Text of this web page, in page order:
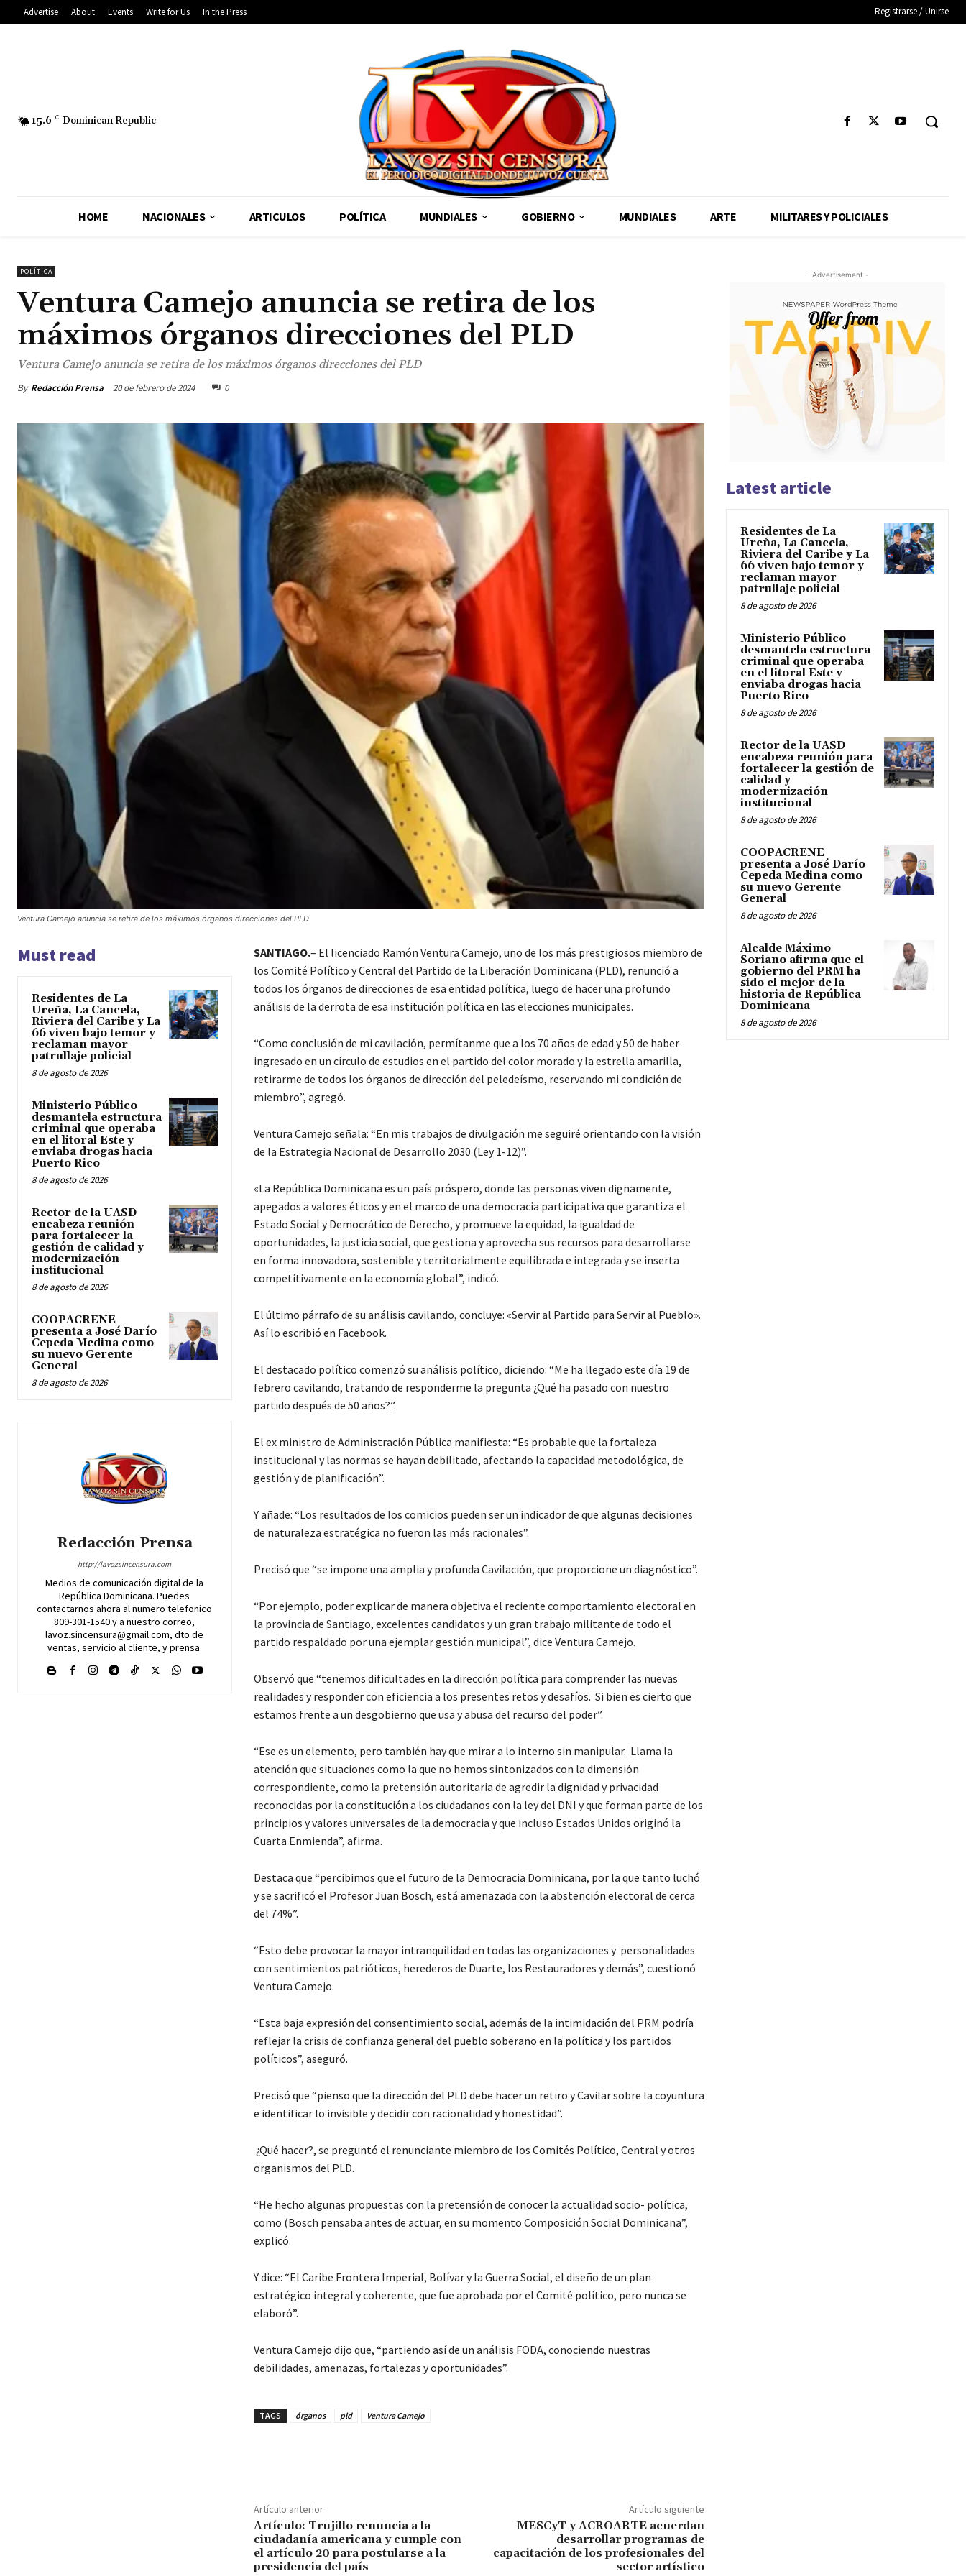
Advertise About Events Write for Us In the Press Registrarse / Unirse
15.6 C Dominican Republic
HOME NACIONALES ARTICULOS POLÍTICA MUNDIALES GOBIERNO MUNDIALES ARTE MILITARES Y POLICIALES
POLÍTICA
Ventura Camejo anuncia se retira de los
máximos órganos direcciones del PLD
Ventura Camejo anuncia se retira de los máximos órganos direcciones del PLD
By Redacción Prensa 20 de febrero de 2024 0
Ventura Camejo anuncia se retira de los máximos órganos direcciones del PLD
Must read
Residentes de La
Ureña, La Cancela,
Riviera del Caribe y La
66 viven bajo temor y
reclaman mayor
patrullaje policial
8 de agosto de 2026
Ministerio Público
desmantela estructura
criminal que operaba
en el litoral Este y
enviaba drogas hacia
Puerto Rico
8 de agosto de 2026
Rector de la UASD
encabeza reunión
para fortalecer la
gestión de calidad y
modernización
institucional
8 de agosto de 2026
COOPACRENE
presenta a José Darío
Cepeda Medina como
su nuevo Gerente
General
8 de agosto de 2026
Redacción Prensa
http://lavozsincensura.com
Medios de comunicación digital de la
República Dominicana. Puedes
contactarnos ahora al numero telefonico
809-301-1540 y a nuestro correo,
lavoz.sincensura@gmail.com, dto de
ventas, servicio al cliente, y prensa.
SANTIAGO.– El licenciado Ramón Ventura Camejo, uno de los más prestigiosos miembro de
los Comité Político y Central del Partido de la Liberación Dominicana (PLD), renunció a
todos los órganos de direcciones de esa entidad política, luego de hacer una profundo
análisis de la derrota de esa institución política en las elecciones municipales.
“Como conclusión de mi cavilación, permítanme que a los 70 años de edad y 50 de haber
ingresado en un círculo de estudios en el partido del color morado y la estrella amarilla,
retirarme de todos los órganos de dirección del peledeísmo, reservando mi condición de
miembro”, agregó.
Ventura Camejo señala: “En mis trabajos de divulgación me seguiré orientando con la visión
de la Estrategia Nacional de Desarrollo 2030 (Ley 1-12)”.
«La República Dominicana es un país próspero, donde las personas viven dignamente,
apegados a valores éticos y en el marco de una democracia participativa que garantiza el
Estado Social y Democrático de Derecho, y promueve la equidad, la igualdad de
oportunidades, la justicia social, que gestiona y aprovecha sus recursos para desarrollarse
en forma innovadora, sostenible y territorialmente equilibrada e integrada y se inserta
competitivamente en la economía global”, indicó.
El último párrafo de su análisis cavilando, concluye: «Servir al Partido para Servir al Pueblo».
Así lo escribió en Facebook.
El destacado político comenzó su análisis político, diciendo: “Me ha llegado este día 19 de
febrero cavilando, tratando de responderme la pregunta ¿Qué ha pasado con nuestro
partido después de 50 años?”.
El ex ministro de Administración Pública manifiesta: “Es probable que la fortaleza
institucional y las normas se hayan debilitado, afectando la capacidad metodológica, de
gestión y de planificación”.
Y añade: “Los resultados de los comicios pueden ser un indicador de que algunas decisiones
de naturaleza estratégica no fueron las más racionales”.
Precisó que “se impone una amplia y profunda Cavilación, que proporcione un diagnóstico”.
“Por ejemplo, poder explicar de manera objetiva el reciente comportamiento electoral en
la provincia de Santiago, excelentes candidatos y un gran trabajo militante de todo el
partido respaldado por una ejemplar gestión municipal”, dice Ventura Camejo.
Observó que “tenemos dificultades en la dirección política para comprender las nuevas
realidades y responder con eficiencia a los presentes retos y desafíos. Si bien es cierto que
estamos frente a un desgobierno que usa y abusa del recurso del poder”.
“Ese es un elemento, pero también hay que mirar a lo interno sin manipular. Llama la
atención que situaciones como la que no hemos sintonizados con la dimensión
correspondiente, como la pretensión autoritaria de agredir la dignidad y privacidad
reconocidas por la constitución a los ciudadanos con la ley del DNI y que forman parte de los
principios y valores universales de la democracia y que incluso Estados Unidos originó la
Cuarta Enmienda”, afirma.
Destaca que “percibimos que el futuro de la Democracia Dominicana, por la que tanto luchó
y se sacrificó el Profesor Juan Bosch, está amenazada con la abstención electoral de cerca
del 74%”.
“Esto debe provocar la mayor intranquilidad en todas las organizaciones y personalidades
con sentimientos patrióticos, herederos de Duarte, los Restauradores y demás”, cuestionó
Ventura Camejo.
“Esta baja expresión del consentimiento social, además de la intimidación del PRM podría
reflejar la crisis de confianza general del pueblo soberano en la política y los partidos
políticos”, aseguró.
Precisó que “pienso que la dirección del PLD debe hacer un retiro y Cavilar sobre la coyuntura
e identificar lo invisible y decidir con racionalidad y honestidad”.
¿Qué hacer?, se preguntó el renunciante miembro de los Comités Político, Central y otros
organismos del PLD.
“He hecho algunas propuestas con la pretensión de conocer la actualidad socio- política,
como (Bosch pensaba antes de actuar, en su momento Composición Social Dominicana”,
explicó.
Y dice: “El Caribe Frontera Imperial, Bolívar y la Guerra Social, el diseño de un plan
estratégico integral y coherente, que fue aprobada por el Comité político, pero nunca se
elaboró”.
Ventura Camejo dijo que, “partiendo así de un análisis FODA, conociendo nuestras
debilidades, amenazas, fortalezas y oportunidades”.
TAGS órganos pld Ventura Camejo
Artículo anterior
Artículo: Trujillo renuncia a la
ciudadanía americana y cumple con
el artículo 20 para postularse a la
presidencia del país
Artículo siguiente
MESCyT y ACROARTE acuerdan
desarrollar programas de
capacitación de los profesionales del
sector artístico
- Advertisement -
Latest article
Residentes de La
Ureña, La Cancela,
Riviera del Caribe y La
66 viven bajo temor y
reclaman mayor
patrullaje policial
8 de agosto de 2026
Ministerio Público
desmantela estructura
criminal que operaba
en el litoral Este y
enviaba drogas hacia
Puerto Rico
8 de agosto de 2026
Rector de la UASD
encabeza reunión para
fortalecer la gestión de
calidad y
modernización
institucional
8 de agosto de 2026
COOPACRENE
presenta a José Darío
Cepeda Medina como
su nuevo Gerente
General
8 de agosto de 2026
Alcalde Máximo
Soriano afirma que el
gobierno del PRM ha
sido el mejor de la
historia de República
Dominicana
8 de agosto de 2026